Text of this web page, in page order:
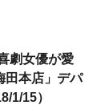
劇女優が愛
田本店」デパ
1/15）